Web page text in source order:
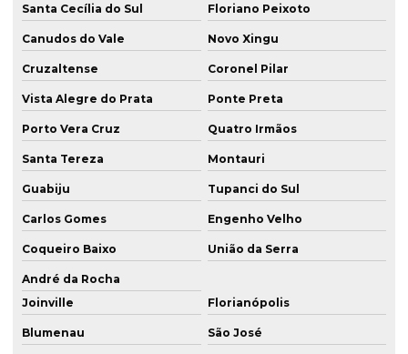
Santa Cecília do Sul Floriano Peixoto
Canudos do Vale Novo Xingu
Cruzaltense Coronel Pilar
Vista Alegre do Prata Ponte Preta
Porto Vera Cruz Quatro Irmãos
Santa Tereza Montauri
Guabiju Tupanci do Sul
Carlos Gomes Engenho Velho
Coqueiro Baixo União da Serra
André da Rocha
Joinville
Florianópolis
Blumenau São José